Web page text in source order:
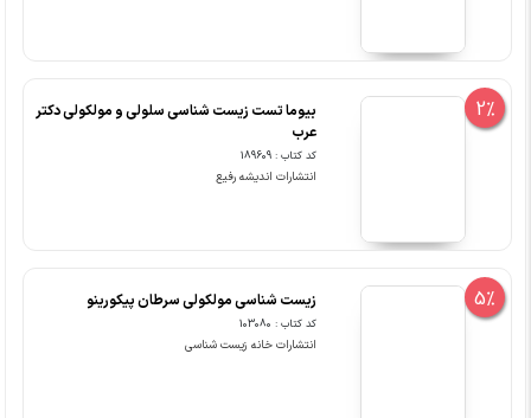
2%
بیوما تست زیست شناسی سلولی و مولکولی دکتر
عرب
کد کتاب : 189609
انتشارات اندیشه رفیع
5% زیست شناسی مولکولی سرطان پیکورینو
کد کتاب : 103080
انتشارات خانه زیست شناسی